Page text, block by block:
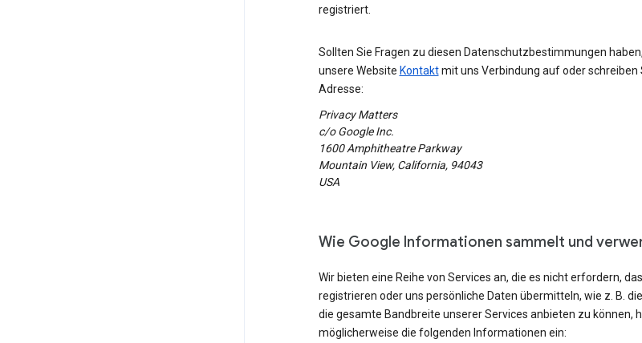
registriert.
Sollten Sie Fragen zu diesen Datenschutzbestimmungen
unsere Website Kontaktmit uns Verbindung auf oder schreiben
Adresse:
Privacy Matters
c/o Google Inc.
1600 Amphitheatre Parkway
Mountain View, California, 94043
USA
Wie Google Informationen sammelt und
Wir bieten eine Reihe von Services an, die es nicht erfordern,
registrieren oder uns persönliche Daten übermitteln, wie z. B.
die gesamte Bandbreite unserer Services anbieten zu können,
möglicherweise die folgenden Informationen ein: